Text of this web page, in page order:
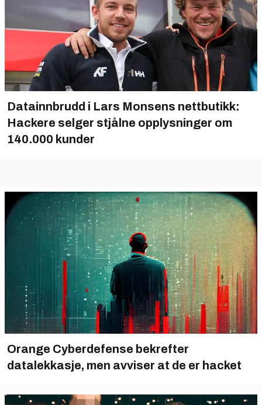
Datainnbrudd i Lars Monsens nettbutikk:
Hackere selger stjålne opplysninger om
140.000 kunder
Orange Cyberdefense bekrefter
datalekkasje, men avviser at de er hacket